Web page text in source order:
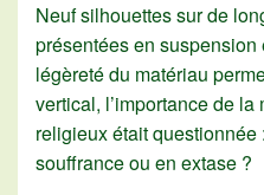
Neuf silhouettes sur de
présentées en
légèreté du matériau
vertical, l’importance de
religieux était questionnée
souffrance ou en extase ?